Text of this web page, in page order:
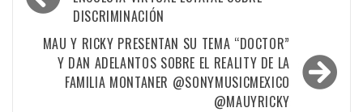
entradasDISCRIMINACIÓN
MAU Y RICKY PRESENTAN SU TEMA “DOCTOR”
Y DAN ADELANTOS SOBRE EL REALITY DE LA
FAMILIA MONTANER @SONYMUSICMEXICO
@MAUYRICKY